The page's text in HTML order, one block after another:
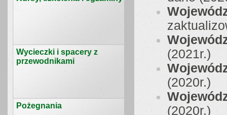
Wycieczki i spacery z
przewodnikami
Pożegnania
(2021r.)
(2020r.)
(2020r.)